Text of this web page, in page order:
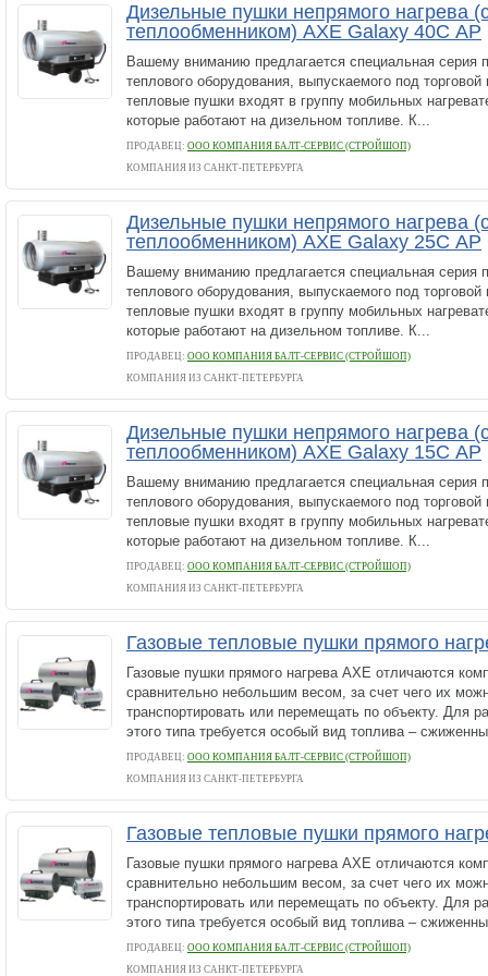
Дизельные пушки непрямого нагрева
теплообменником) AXE Galaxy 40С AP
Вашему вниманию предлагается специальная серия
теплового оборудования, выпускаемого под
тепловые пушки входят в группу мобильных
которые работают на дизельном топливе. К...
ПРОДАВЕЦ: ООО КОМПАНИЯ БАЛТ-СЕРВИС (СТРОЙШОП)
КОМПАНИЯ ИЗ САНКТ-ПЕТЕРБУРГА
Дизельные пушки непрямого нагрева
теплообменником) AXE Galaxy 25С AP
Вашему вниманию предлагается специальная серия
теплового оборудования, выпускаемого под
тепловые пушки входят в группу мобильных
которые работают на дизельном топливе. К...
ПРОДАВЕЦ: ООО КОМПАНИЯ БАЛТ-СЕРВИС (СТРОЙШОП)
КОМПАНИЯ ИЗ САНКТ-ПЕТЕРБУРГА
Дизельные пушки непрямого нагрева
теплообменником) AXE Galaxy 15С AP
Вашему вниманию предлагается специальная серия
теплового оборудования, выпускаемого под
тепловые пушки входят в группу мобильных
которые работают на дизельном топливе. К...
ПРОДАВЕЦ: ООО КОМПАНИЯ БАЛТ-СЕРВИС (СТРОЙШОП)
КОМПАНИЯ ИЗ САНКТ-ПЕТЕРБУРГА
Газовые тепловые пушки прямого
Газовые пушки прямого нагрева AXE отличаются
сравнительно небольшим весом, за счет чего их
транспортировать или перемещать по объекту. Для
этого типа требуется особый вид топлива –
ПРОДАВЕЦ: ООО КОМПАНИЯ БАЛТ-СЕРВИС (СТРОЙШОП)
КОМПАНИЯ ИЗ САНКТ-ПЕТЕРБУРГА
Газовые тепловые пушки прямого
Газовые пушки прямого нагрева AXE отличаются
сравнительно небольшим весом, за счет чего их
транспортировать или перемещать по объекту. Для
этого типа требуется особый вид топлива –
ПРОДАВЕЦ: ООО КОМПАНИЯ БАЛТ-СЕРВИС (СТРОЙШОП)
КОМПАНИЯ ИЗ САНКТ-ПЕТЕРБУРГА